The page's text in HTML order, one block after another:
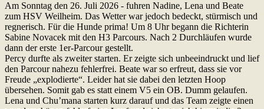
Am Sonntag den 26. Juli 2026 - fuhren Nadine, Lena und Beate
zum HSV Weilheim. Das Wetter war jedoch bedeckt, stürmisch und
regnerisch. Für die Hunde prima! Um 8 Uhr begann die Richterin
Sabine Novacek mit den H3 Parcours. Nach 2 Durchläufen wurde
dann der erste 1er-Parcour gestellt.
Percy durfte als zweiter starten. Er zeigte sich unbeeindruckt und lief
den Parcour nahezu fehlerfrei. Beate war so erfreut, dass sie vor
Freude „explodierte“. Leider hat sie dabei den letzten Hoop
übersehen. Somit gab es statt einem V5 ein OB. Dumm gelaufen.
Lena und Chu’mana starten kurz darauf und das Team zeigte einen